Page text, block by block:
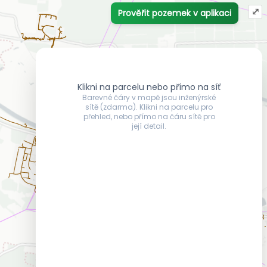
Klikni na parcelu nebo přímo na síť
Barevné čáry v mapě jsou inženýrské
sítě (zdarma). Klikni na parcelu pro
přehled, nebo přímo na čáru sítě pro
její detail.
Prověřit pozemek v aplikaci ⤢